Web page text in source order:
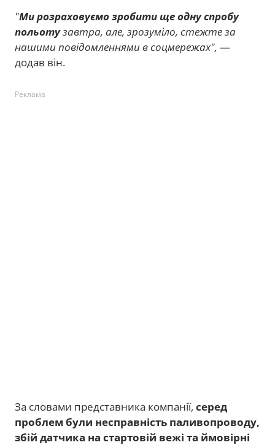
"Ми розраховуємо зробити ще одну спробу
польотузавтра, але, зрозуміло, стежте за
нашими повідомленнями в соцмережах", —
додав він.
Реклама
За словами представника компанії, серед
проблем були несправність паливопроводу,
збій датчика на стартовій вежі та ймовірні